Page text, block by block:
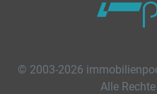
© 2003-2026
Alle